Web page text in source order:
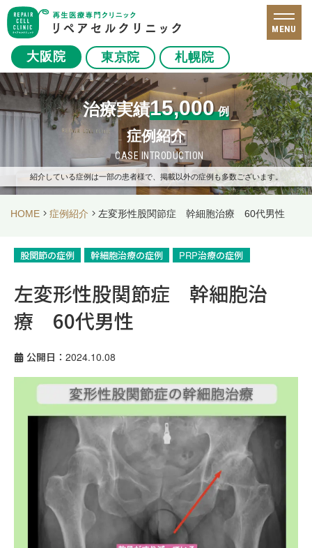
大阪院 東京院 札幌院
MENU
治療実績15,000 例
症例紹介
CASE INTRODUCTION
紹介している症例は一部の患者様で、掲載以外の症例も多数ございます。
HOME 症例紹介 左変形性股関節症 幹細胞治療 60代男性
股関節の症例 幹細胞治療の症例 PRP治療の症例
左変形性股関節症 幹細胞治
療 60代男性
公開日：2024.10.08